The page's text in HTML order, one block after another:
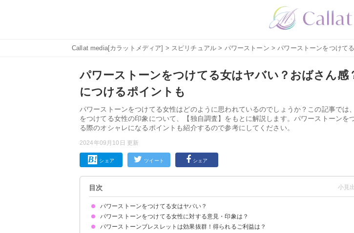
Callat media[カラットメディア] > スピリチュアル > パワーストーン > パワーストーンをつけて
パワーストーンをつけてる女はヤバい？おばさん感
につけるポイントも
パワーストーンをつけてる女性はどのように思われているのでしょうか？この記事では
をつけてる女性の印象について、【独自調査】をもとに解説します。パワーストーンを
る際のオシャレになるポイントも紹介するので参考にしてください。
2024年09月10日 更新
シェア ツイート シェア
目次
パワーストーンをつけてる女はヤバい？
パワーストーンをつけてる女性に対する意見・印象は？
ダサいと思う人が27%
おばさんらしさや胡散臭い印象を受ける
ファッションの一環だと思う
自分もパワーストーンが好き
スピチュアルで縁起が良く色合いも綺麗
パワーストーンブレスレットは効果抜群！得られるご利益は？